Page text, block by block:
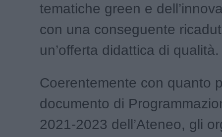
tematiche green e
con una conseguente
un’offerta didattica di qualità.
Coerentemente con quanto
documento di
2021-2023 dell’Ateneo, gli